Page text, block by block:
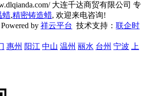
大连千达商贸有限公司 专
蜡,精密铸造蜡, 欢迎来电咨询!
Powered by 祥云平台 技术支持： 联企时
惠州 阳江 中山 温州 丽水 台州 宁波
上